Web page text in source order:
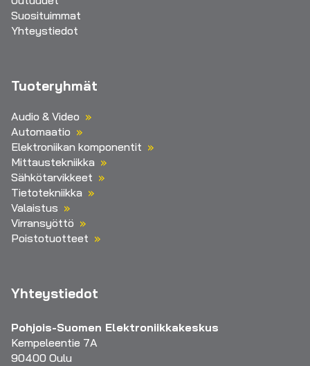
Suosituimmat
Yhteystiedot
Tuoteryhmät
Audio & Video
Automaatio
Elektroniikan komponentit
Mittaustekniikka
Sähkötarvikkeet
Tietotekniikka
Valaistus
Virransyöttö
Poistotuotteet
Yhteystiedot
Pohjois-Suomen Elektroniikkakeskus
Kempeleentie 7A
90400 Oulu